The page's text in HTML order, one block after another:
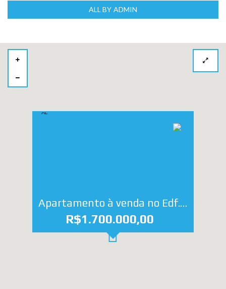
ALL BY ADMIN
Apartamento à venda no Edf. Costa Dourada em Maceió - AL
R$1.700.000,00